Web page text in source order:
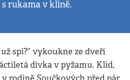
rukama v klíně.
spí?“ vykoukne ze dveří
dívka v pyžamu. Klid,